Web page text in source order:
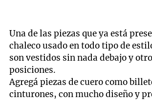
Una de las piezas que ya está
chaleco usado en todo tipo de
son vestidos sin nada debajo y
posiciones.
Agregá piezas de cuero como
cinturones, con mucho diseño y